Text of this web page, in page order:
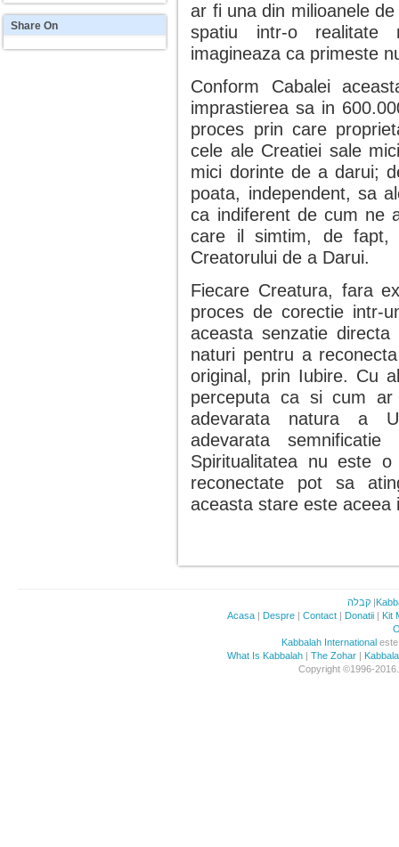
ar fi una din milioanele
spatiu intr-o realitate
imagineaza ca primeste
Conform Cabalei
imprastierea sa in
proces prin care
cele ale Creatiei sale
mici dorinte de a darui;
poata, independent, sa
ca indiferent de cum ne
care il simtim, de fapt,
Creatorului de a Darui.
Fiecare Creatura, fara
proces de corectie intr-
aceasta senzatie
naturi pentru a
original, prin Iubire. Cu
perceputa ca si cum ar
adevarata natura a
adevarata
Spiritualitatea nu este
reconectate pot sa
aceasta stare este
Share On
קבלה
Acasa
Despre |Contact Donatii
Kit
Kabbalah International
What Is Kabbalah |The Zohar
Copyright ©1996-